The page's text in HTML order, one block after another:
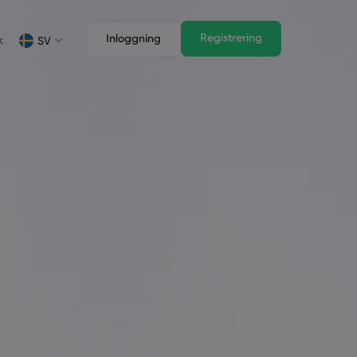
SV Inloggning Registrering